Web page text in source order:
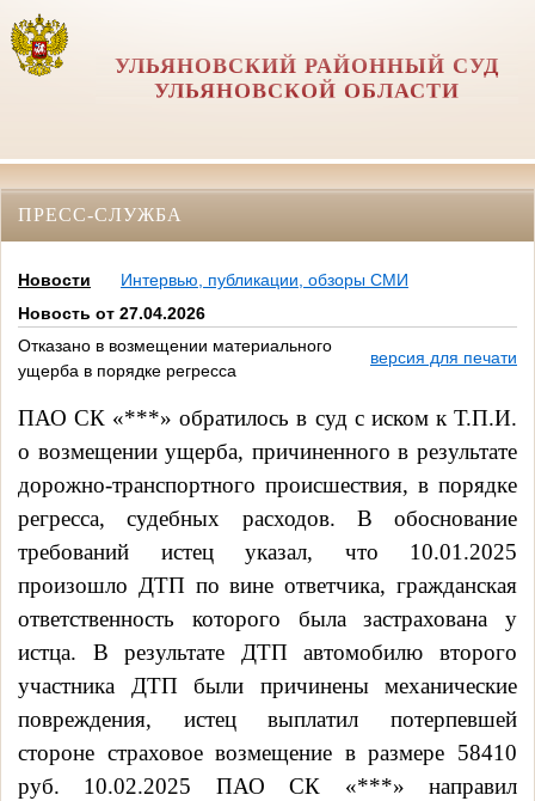
УЛЬЯНОВСКИЙ РАЙОННЫЙ СУД
УЛЬЯНОВСКОЙ ОБЛАСТИ
ПРЕСС-СЛУЖБА
Новости
Интервью, публикации, обзоры СМИ
Новость от 27.04.2026
Отказано в возмещении материального
ущерба в порядке регресса
версия для печати
ПАО СК «***» обратилось в суд с иском к Т.П.И.
о возмещении ущерба, причиненного в результате
дорожно-транспортного происшествия, в порядке
регресса, судебных расходов. В обоснование
требований истец указал, что 10.01.2025
произошло ДТП по вине ответчика, гражданская
ответственность которого была застрахована у
истца. В результате ДТП автомобилю второго
участника ДТП были причинены механические
повреждения, истец выплатил потерпевшей
стороне страховое возмещение в размере 58410
руб. 10.02.2025 ПАО СК «***» направил